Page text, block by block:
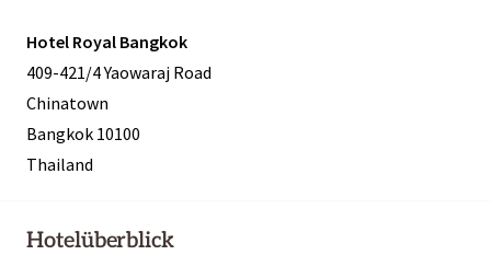
Hotel Royal Bangkok
409-421/4 Yaowaraj Road
Chinatown
Bangkok 10100
Thailand
Hotelüberblick